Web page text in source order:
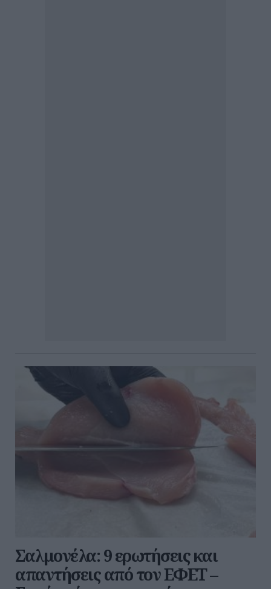
Σαλμονέλα: 9 ερωτήσεις και
απαντήσεις από τον ΕΦΕΤ –